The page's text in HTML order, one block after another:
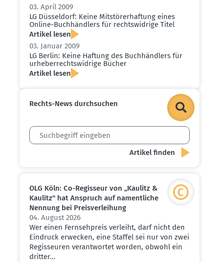
03. April 2009
LG Düsseldorf: Keine Mitstö­rer­haftung eines
Online-Buchhändlers für rechts­widrige Titel
Artikel lesen
03. Januar 2009
LG Berlin: Keine Haftung des Buchhändlers für
urheber­rechts­widrige Bücher
Artikel lesen
Rechts-News durch­suchen
OLG Köln: Co-Regisseur von „Kaulitz &
Kaulitz" hat Anspruch auf nament­liche
Nennung bei Preis­ver­leihung
04. August 2026
Wer einen Fernsehpreis verleiht, darf nicht den
Eindruck erwecken, eine Staffel sei nur von zwei
Regisseuren verantwortet worden, obwohl ein
dritter…